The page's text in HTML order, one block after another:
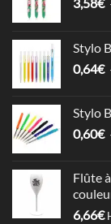
Stylo
0,64€
Stylo
0,60€
Flûte
6,66€